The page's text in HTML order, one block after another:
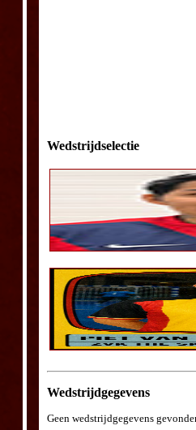
Wedstrijdselectie
Wedstrijdgegevens
Geen wedstrijdgegevens